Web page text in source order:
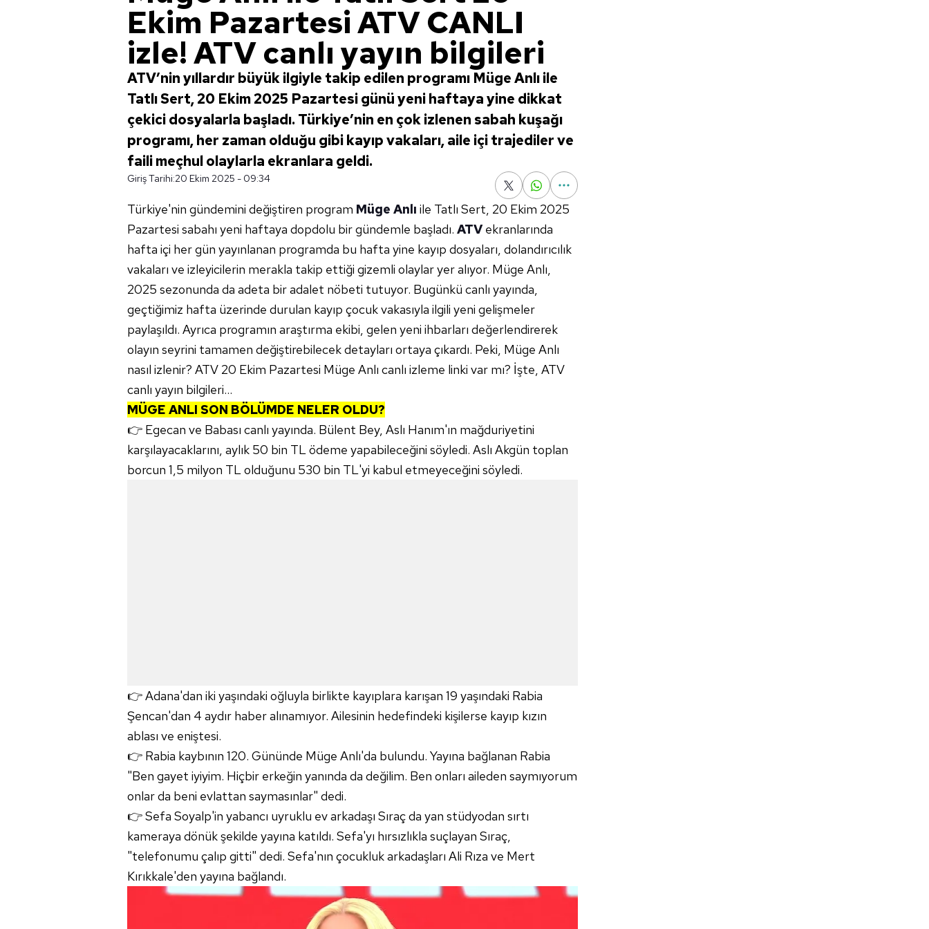
Ekim Pazartesi ATV CANLI
izle! ATV canlı yayın bilgileri
ATV’nin yıllardır büyük ilgiyle takip edilen programı Müge Anlı ile
Tatlı Sert, 20 Ekim 2025 Pazartesi günü yeni haftaya yine dikkat
çekici dosyalarla başladı. Türkiye’nin en çok izlenen sabah kuşağı
programı, her zaman olduğu gibi kayıp vakaları, aile içi trajediler ve
faili meçhul olaylarla ekranlara geldi.
Giriş Tarihi:20 Ekim 2025 - 09:34
Türkiye'nin gündemini değiştiren program Müge Anlı ile Tatlı Sert, 20 Ekim 2025
Pazartesi sabahı yeni haftaya dopdolu bir gündemle başladı. ATVekranlarında
hafta içi her gün yayınlanan programda bu hafta yine kayıp dosyaları, dolandırıcılık
vakaları ve izleyicilerin merakla takip ettiği gizemli olaylar yer alıyor. Müge Anlı,
2025 sezonunda da adeta bir adalet nöbeti tutuyor. Bugünkü canlı yayında,
geçtiğimiz hafta üzerinde durulan kayıp çocuk vakasıyla ilgili yeni gelişmeler
paylaşıldı. Ayrıca programın araştırma ekibi, gelen yeni ihbarları değerlendirerek
olayın seyrini tamamen değiştirebilecek detayları ortaya çıkardı. Peki, Müge Anlı
nasıl izlenir? ATV 20 Ekim Pazartesi Müge Anlı canlı izleme linki var mı? İşte, ATV
canlı yayın bilgileri...
MÜGE ANLI SON BÖLÜMDE NELER OLDU?
👉 Egecan ve Babası canlı yayında. Bülent Bey, Aslı Hanım'ın mağduriyetini
karşılayacaklarını, aylık 50 bin TL ödeme yapabileceğini söyledi. Aslı Akgün toplan
borcun 1,5 milyon TL olduğunu 530 bin TL'yi kabul etmeyeceğini söyledi.
👉 Adana'dan iki yaşındaki oğluyla birlikte kayıplara karışan 19 yaşındaki Rabia
Şencan'dan 4 aydır haber alınamıyor. Ailesinin hedefindeki kişilerse kayıp kızın
ablası ve eniştesi.
👉 Rabia kaybının 120. Gününde Müge Anlı'da bulundu. Yayına bağlanan Rabia
"Ben gayet iyiyim. Hiçbir erkeğin yanında da değilim. Ben onları aileden saymıyorum
onlar da beni evlattan saymasınlar" dedi.
👉 Sefa Soyalp'in yabancı uyruklu ev arkadaşı Sıraç da yan stüdyodan sırtı
kameraya dönük şekilde yayına katıldı. Sefa'yı hırsızlıkla suçlayan Sıraç,
"telefonumu çalıp gitti" dedi. Sefa'nın çocukluk arkadaşları Ali Rıza ve Mert
Kırıkkale'den yayına bağlandı.